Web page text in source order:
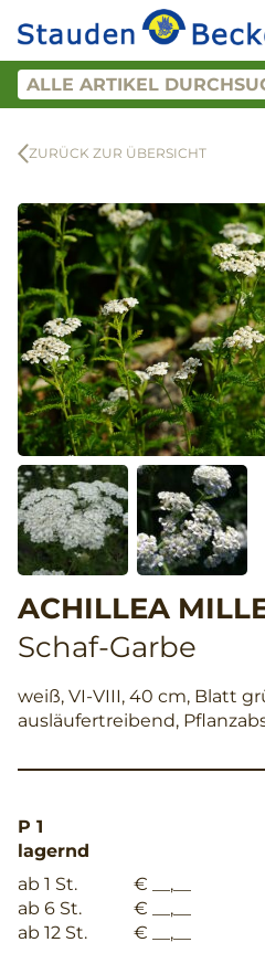
ZURÜCK ZUR ÜBERSICHT
ACHILLEA
Schaf-Garbe
weiß, VI-VIII, 40 cm, Blatt
ausläufertreibend,
P 1
lagernd
ab 1 St.
€ __,__
ab 6 St.
€ __,__
ab 12 St.
€ __,__